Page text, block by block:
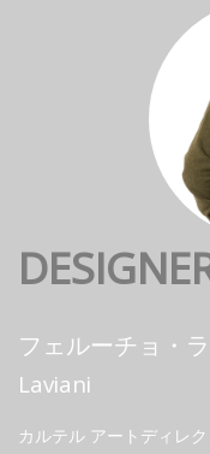
フェルーチョ・
Laviani
カルテル アートディレ